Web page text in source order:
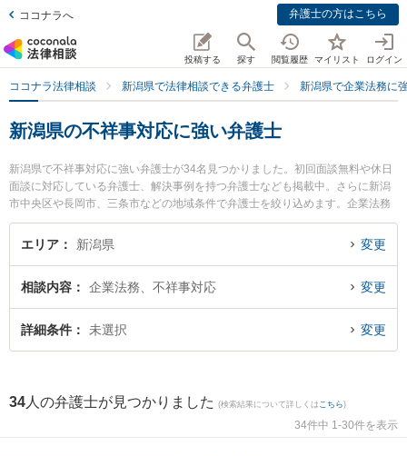
ココナラへ 弁護士の方はこちら
投稿する 探す 閲覧履歴 マイリスト ログイン
ココナラ法律相談 新潟県で法律相談できる弁護士 新潟県で企業法務に
新潟県の不祥事対応に強い弁護士
新潟県で不祥事対応に強い弁護士が34名見つかりました。初回面談無料や休日
面談に対応している弁護士、解決事例を持つ弁護士なども掲載中。さらに新潟
市中央区や長岡市、三条市などの地域条件で弁護士を絞り込めます。企業法務
に関係する顧問弁護士契約や契約書作成・リーガルチェック、雇用契約書・就
業規則作成等の細かな分野での絞り込み検索もでき便利です。特に東京スター
村上 純二弁護士のプロフィール情報や弁護士費用、強みなどが注目されていま
す。『新潟県で土日や夜間に発生した不祥事対応のトラブルを今すぐに弁護士
に相談したい』『不祥事対応のトラブル解決の実績豊富な近くの弁護士を検索
エリア 新潟県 変更
相談内容 企業法務、不祥事対応 変更
詳細条件 未選択 変更
34 人の弁護士が見つかりました (検索結果について詳しくは こちら)
34件中 1-30件を表示